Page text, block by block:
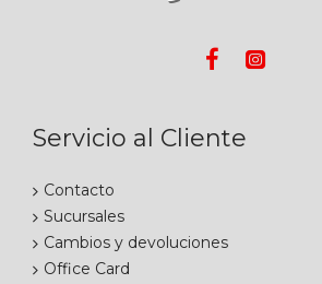
Servicio al Cliente
Contacto
Sucursales
Cambios y devoluciones
Office Card